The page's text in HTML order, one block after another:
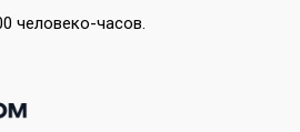
человеко-часов.